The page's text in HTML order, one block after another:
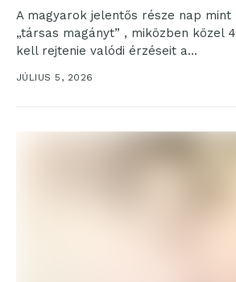
A magyarok jelentős része nap mint
„társas magányt” , miközben közel
kell rejtenie valódi érzéseit a...
JÚLIUS 5, 2026